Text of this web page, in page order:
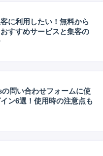
に利用したい！無料から
すすめサービスと集客の
問い合わせフォームに使
ン6選！使用時の注意点も